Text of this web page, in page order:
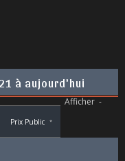
à aujourd'hui
Afficher -
Prix Public *